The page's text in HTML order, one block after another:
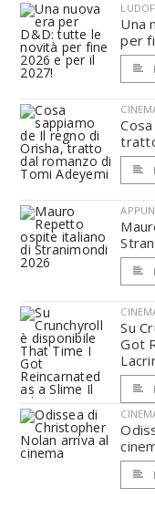
Una
per
Su
Got